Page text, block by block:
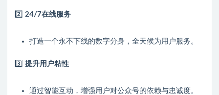
2️⃣ 24/7在线服务
打造一个永不下线的数字分身，全天候为用户服务。
3️⃣ 提升用户粘性
通过智能互动，增强用户对公众号的依赖与忠诚度。